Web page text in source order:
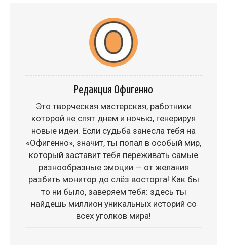
Редакция Офигенно
Это творческая мастерская, работники
которой не спят днем и ночью, генерируя
новые идеи. Если судьба занесла тебя на
«Офигенно», значит, ты попал в особый мир,
который заставит тебя переживать самые
разнообразные эмоции — от желания
разбить монитор до слёз восторга! Как бы
то ни было, заверяем тебя: здесь ты
найдешь миллион уникальных историй со
всех уголков мира!